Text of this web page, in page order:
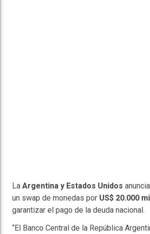
La Argentina y Estados Unidos
un swap de monedas por US$ 20.000
garantizar el pago de la deuda nacional.
“El Banco Central de la República